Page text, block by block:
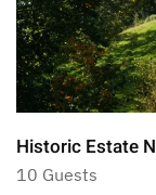
Historic Estate
10 Guests